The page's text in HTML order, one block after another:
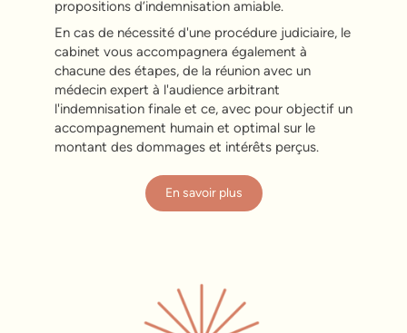
propositions d’indemnisation amiable.
En cas de nécessité d'une procédure judiciaire, le
cabinet vous accompagnera également à
chacune des étapes, de la réunion avec un
médecin expert à l'audience arbitrant
l'indemnisation finale et ce, avec pour objectif un
accompagnement humain et optimal sur le
montant des dommages et intérêts perçus.
En savoir plus